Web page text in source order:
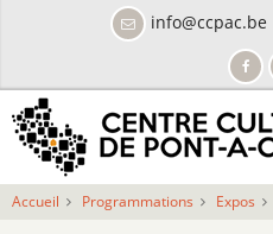
principal
info@ccpac.be
Accueil Programmations Expos